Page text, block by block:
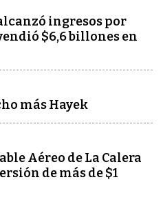
ingresos por
$6,6 billones en
más Hayek
Aéreo de La Calera
de más de $1